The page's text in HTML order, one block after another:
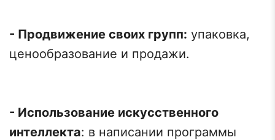
- Продвижение своих групп: упаковка,
ценообразование и продажи.
- Использование искусственного
интеллекта: в написании программы